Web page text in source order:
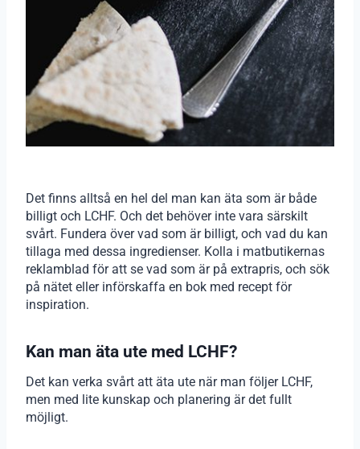
Det finns alltså en hel del man kan äta som är både
billigt och LCHF. Och det behöver inte vara särskilt
svårt. Fundera över vad som är billigt, och vad du kan
tillaga med dessa ingredienser. Kolla i matbutikernas
reklamblad för att se vad som är på extrapris, och sök
på nätet eller införskaffa en bok med recept för
inspiration.
Kan man äta ute med LCHF?
Det kan verka svårt att äta ute när man följer LCHF,
men med lite kunskap och planering är det fullt
möjligt.